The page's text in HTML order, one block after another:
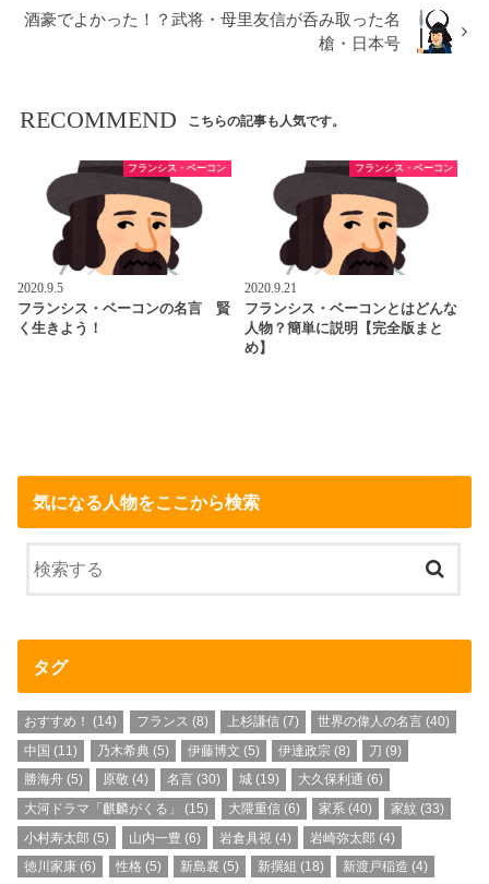
酒豪でよかった！？武将・母里友信が呑み取った名
槍・日本号
RECOMMEND こちらの記事も人気です。
フランシス・ベーコン
2020.9.5
フランシス・ベーコンの名言 賢
く生きよう！
フランシス・ベーコン
2020.9.21
フランシス・ベーコンとはどんな
人物？簡単に説明【完全版まと
め】
気になる人物をここから検索
タグ
おすすめ！ (14) フランス (8) 上杉謙信(7) 世界の偉人の名言 (40)
中国 (11) 乃木希典(5) 伊藤博文 (5) 伊達政宗 (8) 刀 (9)
勝海舟 (5) 原敬 (4) 名言(30) 城 (19) 大久保利通 (6)
大河ドラマ「麒麟がくる」
(15) 大隈重信(6) 家系(40) 家紋 (33)
小村寿太郎 (5) 山内一豊 (6) 岩倉具視 (4) 岩崎弥太郎 (4)
徳川家康 (6) 性格 (5) 新島襄 (5) 新撰組 (18) 新渡戸稲造 (4)